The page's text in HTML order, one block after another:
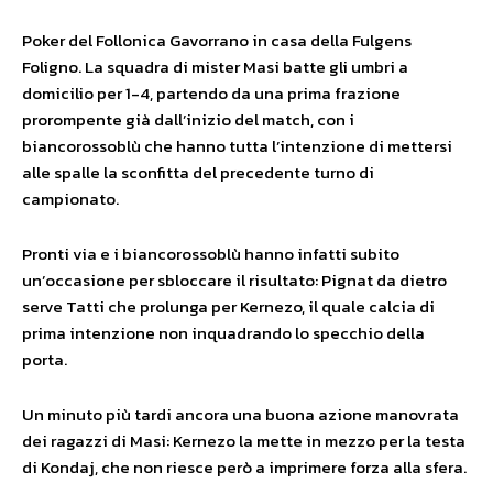
Poker del Follonica Gavorrano in casa della Fulgens
Foligno. La squadra di mister Masi batte gli umbri a
domicilio per 1-4, partendo da una prima frazione
prorompente già dall’inizio del match, con i
biancorossoblù che hanno tutta l’intenzione di mettersi
alle spalle la sconfitta del precedente turno di
campionato.
Pronti via e i biancorossoblù hanno infatti subito
un’occasione per sbloccare il risultato: Pignat da dietro
serve Tatti che prolunga per Kernezo, il quale calcia di
prima intenzione non inquadrando lo specchio della
porta.
Un minuto più tardi ancora una buona azione manovrata
dei ragazzi di Masi: Kernezo la mette in mezzo per la testa
di Kondaj, che non riesce però a imprimere forza alla sfera.